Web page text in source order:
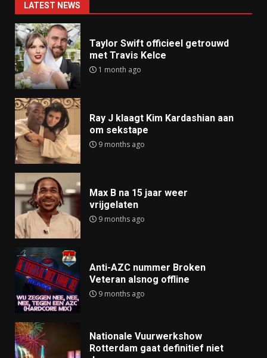
LATEST NEWS
Taylor Swift officieel getrouwd
met Travis Kelce
1 month ago
Ray J klaagt Kim Kardashian aan
om sekstape
9 months ago
Max B na 15 jaar weer
vrijgelaten
9 months ago
Anti-AZC nummer Broken
Veteran alsnog offline
9 months ago
Nationale Vuurwerkshow
Rotterdam gaat definitief niet